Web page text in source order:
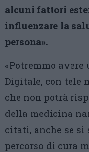
alcuni fattori
influenzare la
persona».
«Potremmo
Digitale, con tele
che non potrà
della medicina
citati, anche se si
percorso di cura